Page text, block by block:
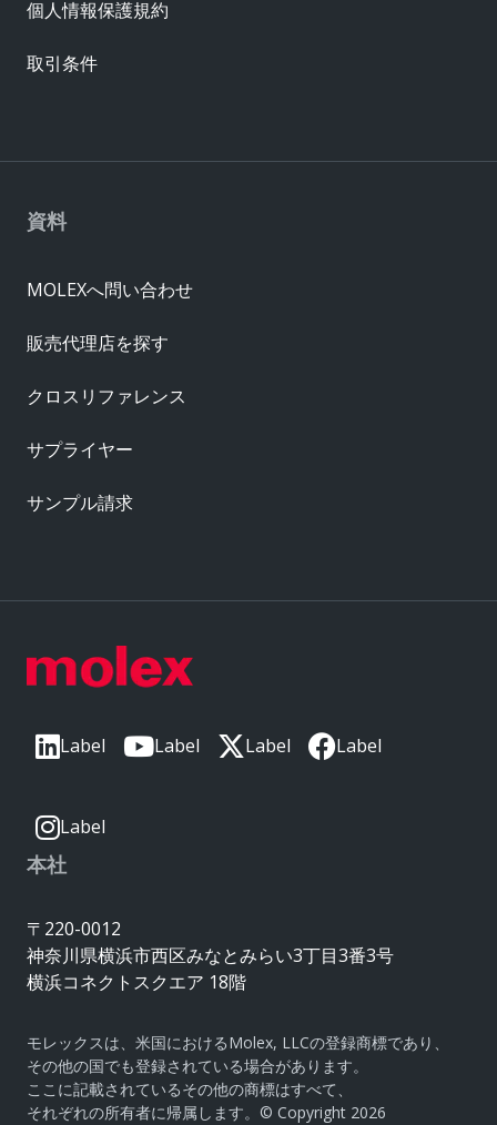
Label Label Label Label
Label
本社
〒220-0012
神奈川県横浜市西区みなとみらい3丁目3番3号
横浜コネクトスクエア 18階
モレックスは、米国におけるMolex, LLCの登録商標であり、
その他の国でも登録されている場合があります。
ここに記載されているその他の商標はすべて、
それぞれの所有者に帰属します。© Copyright 2026
資料
MOLEXへ問い合わせ
販売代理店を探す
クロスリファレンス
サプライヤー
サンプル請求
個人情報保護規約
取引条件